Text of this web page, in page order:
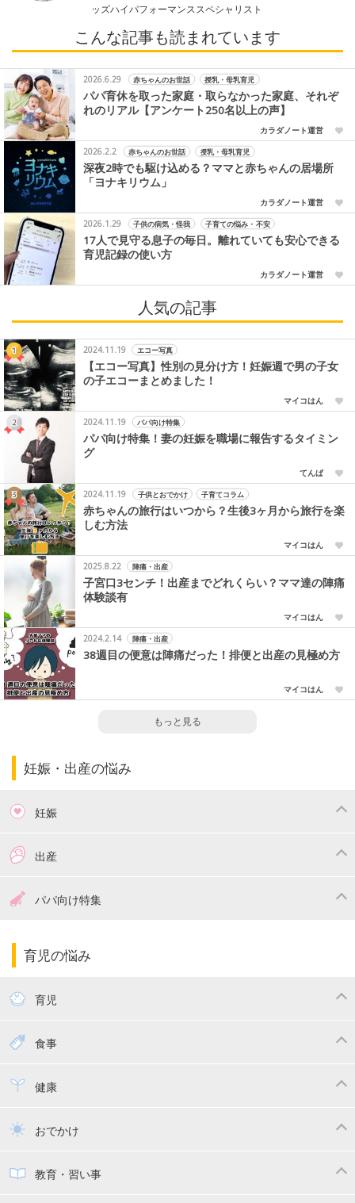
ッズハイパフォーマンススペシャリスト
こんな記事も読まれています
2026.6.29 赤ちゃんのお世話 授乳・母乳育児
パパ育休を取った家庭・取らなかった家庭、それぞ
れのリアル【アンケート250名以上の声】
カラダノート運営
2026.2.2
赤ちゃんのお世話 授乳・母乳育児
深夜2時でも駆け込める？ママと赤ちゃんの居場所
「ヨナキリウム」
カラダノート運営
2026.1.29
子供の病気・怪我 子育ての悩み・不安
17人で見守る息子の毎日。離れていても安心できる
育児記録の使い方
カラダノート運営
人気の記事
2024.11.19 エコー写真
【エコー写真】性別の見分け方！妊娠週で男の子女
の子エコーまとめました！
マイコはん
2024.11.19
パパ向け特集
パパ向け特集！妻の妊娠を職場に報告するタイミン
グ
てんぱ
2024.11.19
子供とおでかけ 子育てコラム
赤ちゃんの旅行はいつから？生後3ヶ月から旅行を楽
しむ方法
マイコはん
2025.8.22
陣痛・出産
子宮口3センチ！出産までどれくらい？ママ達の陣痛
体験談有
マイコはん
2024.2.14
陣痛・出産
38週目の便意は陣痛だった！排便と出産の見極め方
マイコはん
もっと見る
妊娠・出産の悩み
妊娠
つわり
妊娠中の食事
出産
出産準備パパ向け特集
パパ向け特集
育児の悩み
育児
赤ちゃんのお世話
寝かしつけ
トイトレ
食事
離乳食健康
乳幼児健診・予防接種
おでかけ
子供とおでかけ
教育・習い事